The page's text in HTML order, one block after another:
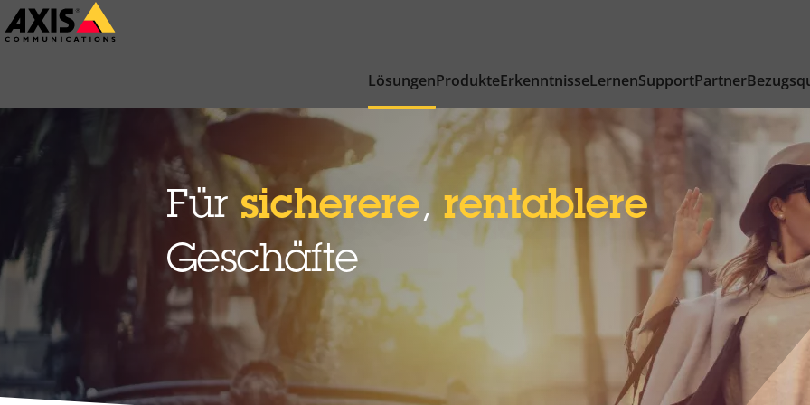
Zum
Hauptinhalt
LösungenProdukteErkenntnisseLernenSupportPartner
Für sicherere, rentablere
Geschäfte